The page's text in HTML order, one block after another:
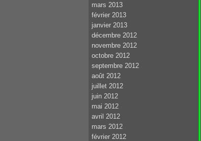
mars 2013
février 2013
janvier 2013
décembre 2012
novembre 2012
octobre 2012
septembre 2012
août 2012
juillet 2012
juin 2012
mai 2012
avril 2012
mars 2012
février 2012